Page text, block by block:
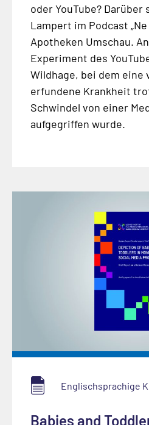
oder YouTube? Darüber
Lampert im Podcast
Apotheken Umschau.
Experiment des
Wildhage, bei dem eine
erfundene Krankheit
Schwindel von einer
aufgegriffen wurde.
Englischsprachige
Babies and